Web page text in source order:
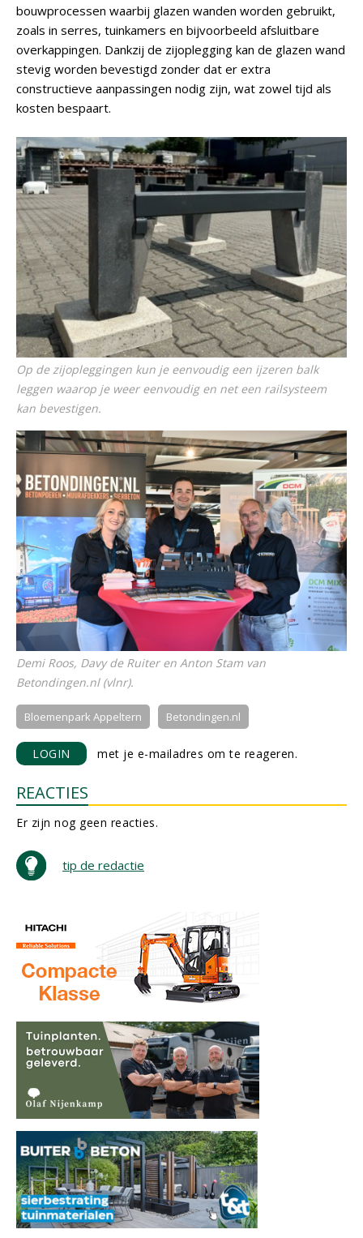
bouwprocessen waarbij glazen wanden worden gebruikt,
zoals in serres, tuinkamers en bijvoorbeeld afsluitbare
overkappingen. Dankzij de zijoplegging kan de glazen wand
stevig worden bevestigd zonder dat er extra
constructieve aanpassingen nodig zijn, wat zowel tijd als
kosten bespaart.
Op de zijopleggingen kun je eenvoudig een ijzeren balk
leggen waarop je weer eenvoudig en net een railsysteem
kan bevestigen.
Demi Roos, Davy de Ruiter en Anton Stam van
Betondingen.nl (vlnr).
Bloemenpark Appeltern Betondingen.nl
LOGIN met je e-mailadres om te reageren.
REACTIES
Er zijn nog geen reacties.
tip de redactie